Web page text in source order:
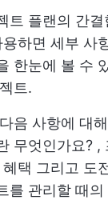
트 플랜의 간
하면 세부 사
한눈에 볼 수
트.
음 사항에 대
무엇인가요? ,
혜택 그리고 도
를 관리할 때의